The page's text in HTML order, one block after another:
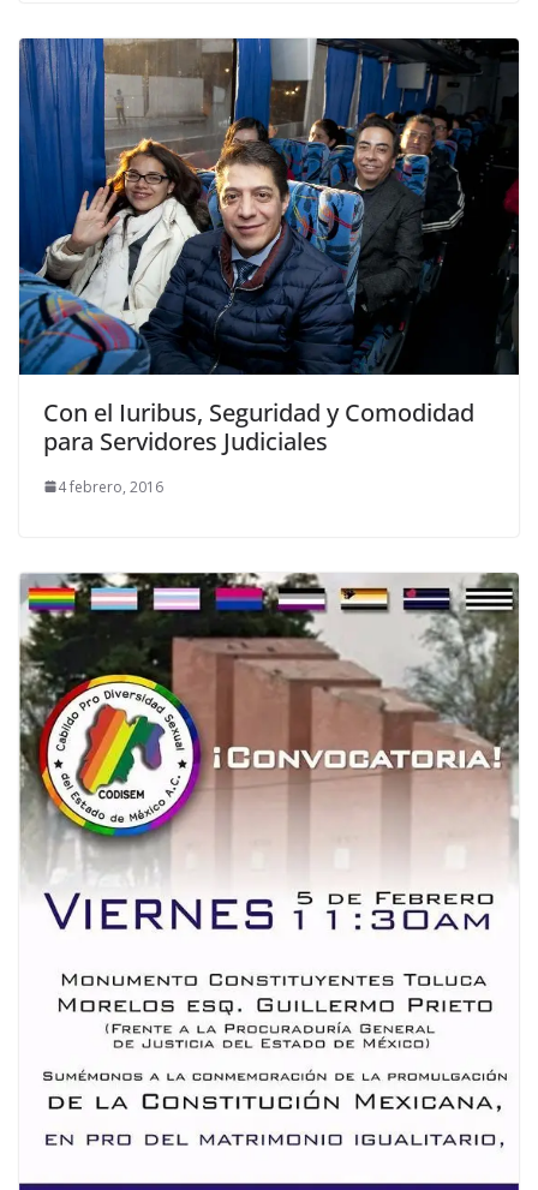
Con el Iuribus, Seguridad y Comodidad
para Servidores Judiciales
4 febrero, 2016